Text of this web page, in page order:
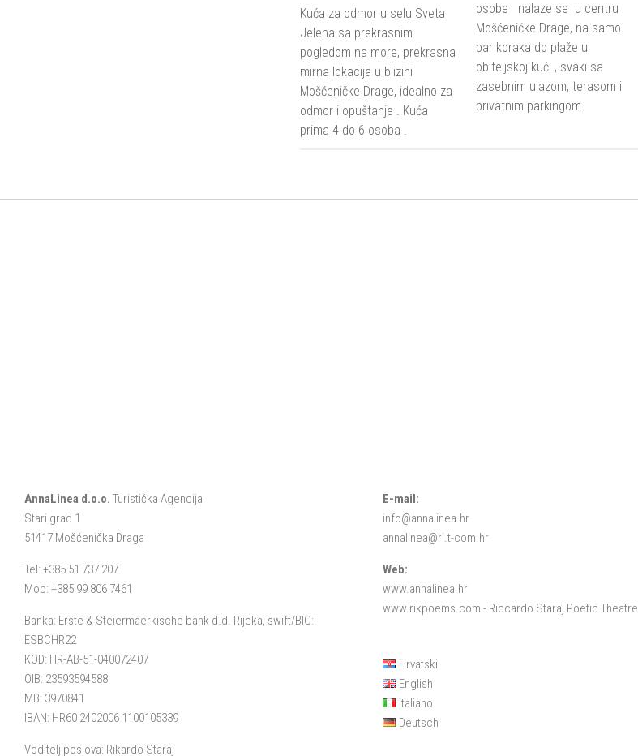
Kuća za odmor u selu Sveta
Jelena sa prekrasnim
pogledom na more, prekrasna
mirna lokacija u blizini
Mošćeničke Drage, idealno za
odmor i opuštanje . Kuća
prima 4 do 6 osoba .
osobe nalaze se u centru
Mošćeničke Drage, na samo
par koraka do plaže u
obiteljskoj kući , svaki sa
zasebnim ulazom, terasom i
privatnim parkingom.
AnnaLinea d.o.o. Turistička Agencija
Stari grad 1
51417 Mošćenička Draga
Tel: +385 51 737 207
Mob: +385 99 806 7461
Banka: Erste & Steiermaerkische bank d.d. Rijeka, swift/BIC:
ESBCHR22
KOD: HR-AB-51-040072407
OIB: 23593594588
MB: 3970841
IBAN: HR60 2402006 1100105339
Voditelj poslova: Rikardo Staraj
E-mail:
info@annalinea.hr
annalinea@ri.t-com.hr
Web:
www.annalinea.hr
www.rikpoems.com - Riccardo Staraj Poetic Theatre
Hrvatski
English
Italiano
Deutsch